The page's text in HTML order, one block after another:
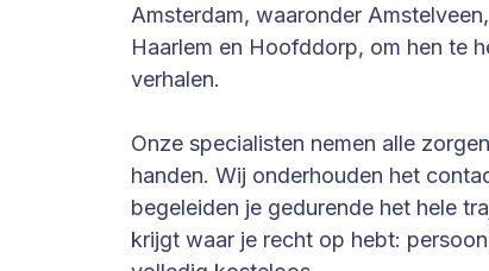
Amsterdam, waaronder
Haarlem en Hoofddorp, om hen te
verhalen.
Onze specialisten nemen alle
handen. Wij onderhouden het
begeleiden je gedurende het hele
krijgt waar je recht op hebt: